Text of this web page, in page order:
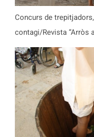
Concurs de
contagi/Revista “Arròs